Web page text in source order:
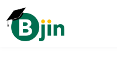
Skip
to
content